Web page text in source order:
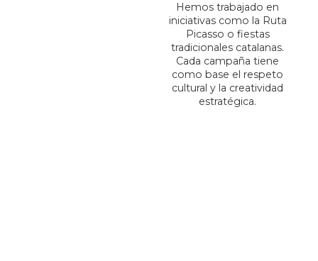
Hemos trabajado en
iniciativas como la Ruta
Picasso o fiestas
tradicionales catalanas.
Cada campaña tiene
como base el respeto
cultural y la creatividad
estratégica.